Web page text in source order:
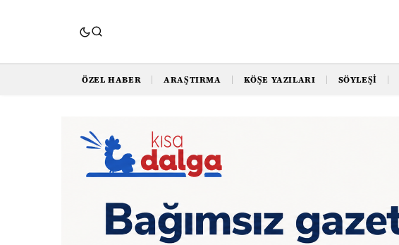
ÖZEL HABER ARAŞTIRMA KÖŞE YAZILARI SÖYLEŞI